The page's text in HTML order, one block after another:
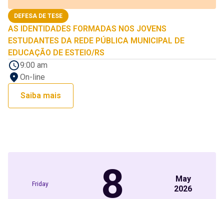
DEFESA DE TESE
AS IDENTIDADES FORMADAS NOS JOVENS
ESTUDANTES DA REDE PÚBLICA MUNICIPAL DE
EDUCAÇÃO DE ESTEIO/RS
9:00 am
On-line
Saiba mais
Friday 8
May
2026